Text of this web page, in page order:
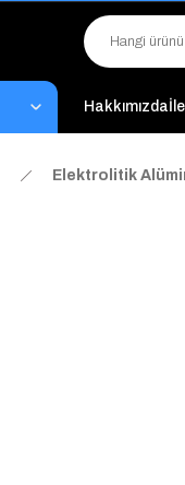
Hakkımızda
Elektrolitik